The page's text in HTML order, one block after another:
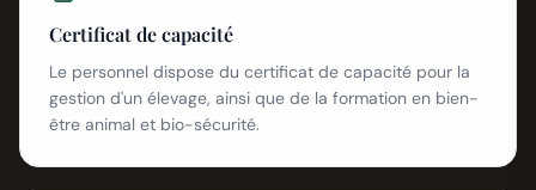
Certificat de capacité
Le personnel dispose du certificat de capacité pour la
gestion d'un élevage, ainsi que de la formation en bien-
être animal et bio-sécurité.